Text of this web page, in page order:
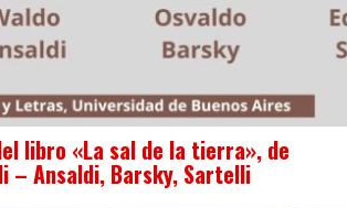
libro «La sal de la tierra», de
– Ansaldi, Barsky, Sartelli